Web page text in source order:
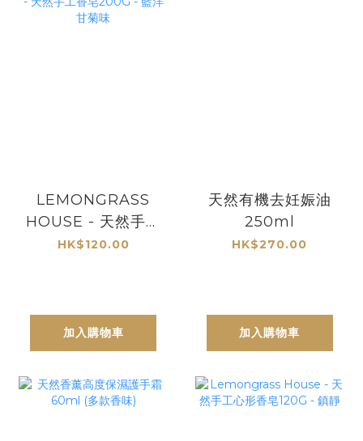
LEMONGRASS
HOUSE - 天然手工
香皂200G - 藍洋甘
HK$120.00
加入購物車
天然有機去妊娠油
250ml
HK$270.00
加入購物車